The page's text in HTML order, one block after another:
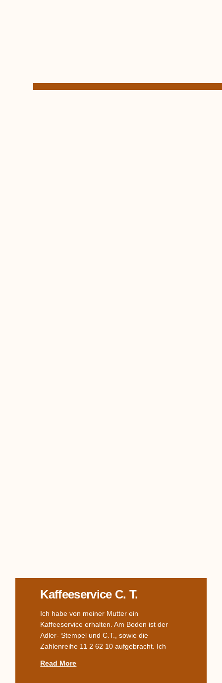
Kaffeeservice C. T.
Ich habe von meiner Mutter ein
Kaffeeservice erhalten. Am Boden ist der
Adler- Stempel und C.T., sowie die
Zahlenreihe 11 2 62 10 aufgebracht. Ich
Read More